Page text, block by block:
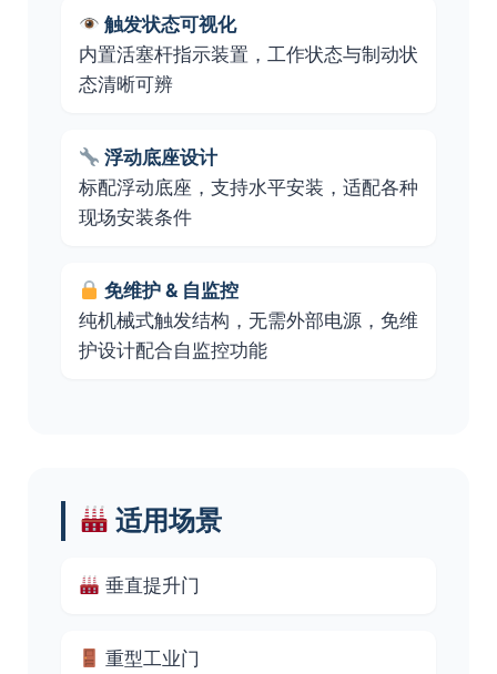
触发状态可视化
内置活塞杆指示装置，工作状态与制动状
态清晰可辨
浮动底座设计
标配浮动底座，支持水平安装，适配各种
现场安装条件
免维护 & 自监控
纯机械式触发结构，无需外部电源，免维
护设计配合自监控功能
适用场景
垂直提升门
重型工业门